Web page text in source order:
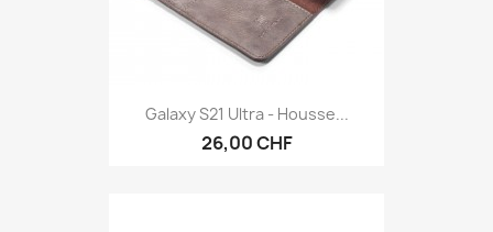
Galaxy S21 Ultra - Housse...
26,00 CHF